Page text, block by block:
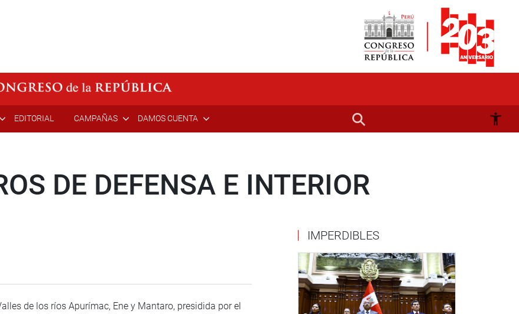
EDITORIAL CAMPAÑAS DAMOS CUENTA
DE DEFENSA E INTERIOR
de los ríos Apurímac, Ene y Mantaro, presidida por el
IMPERDIBLES